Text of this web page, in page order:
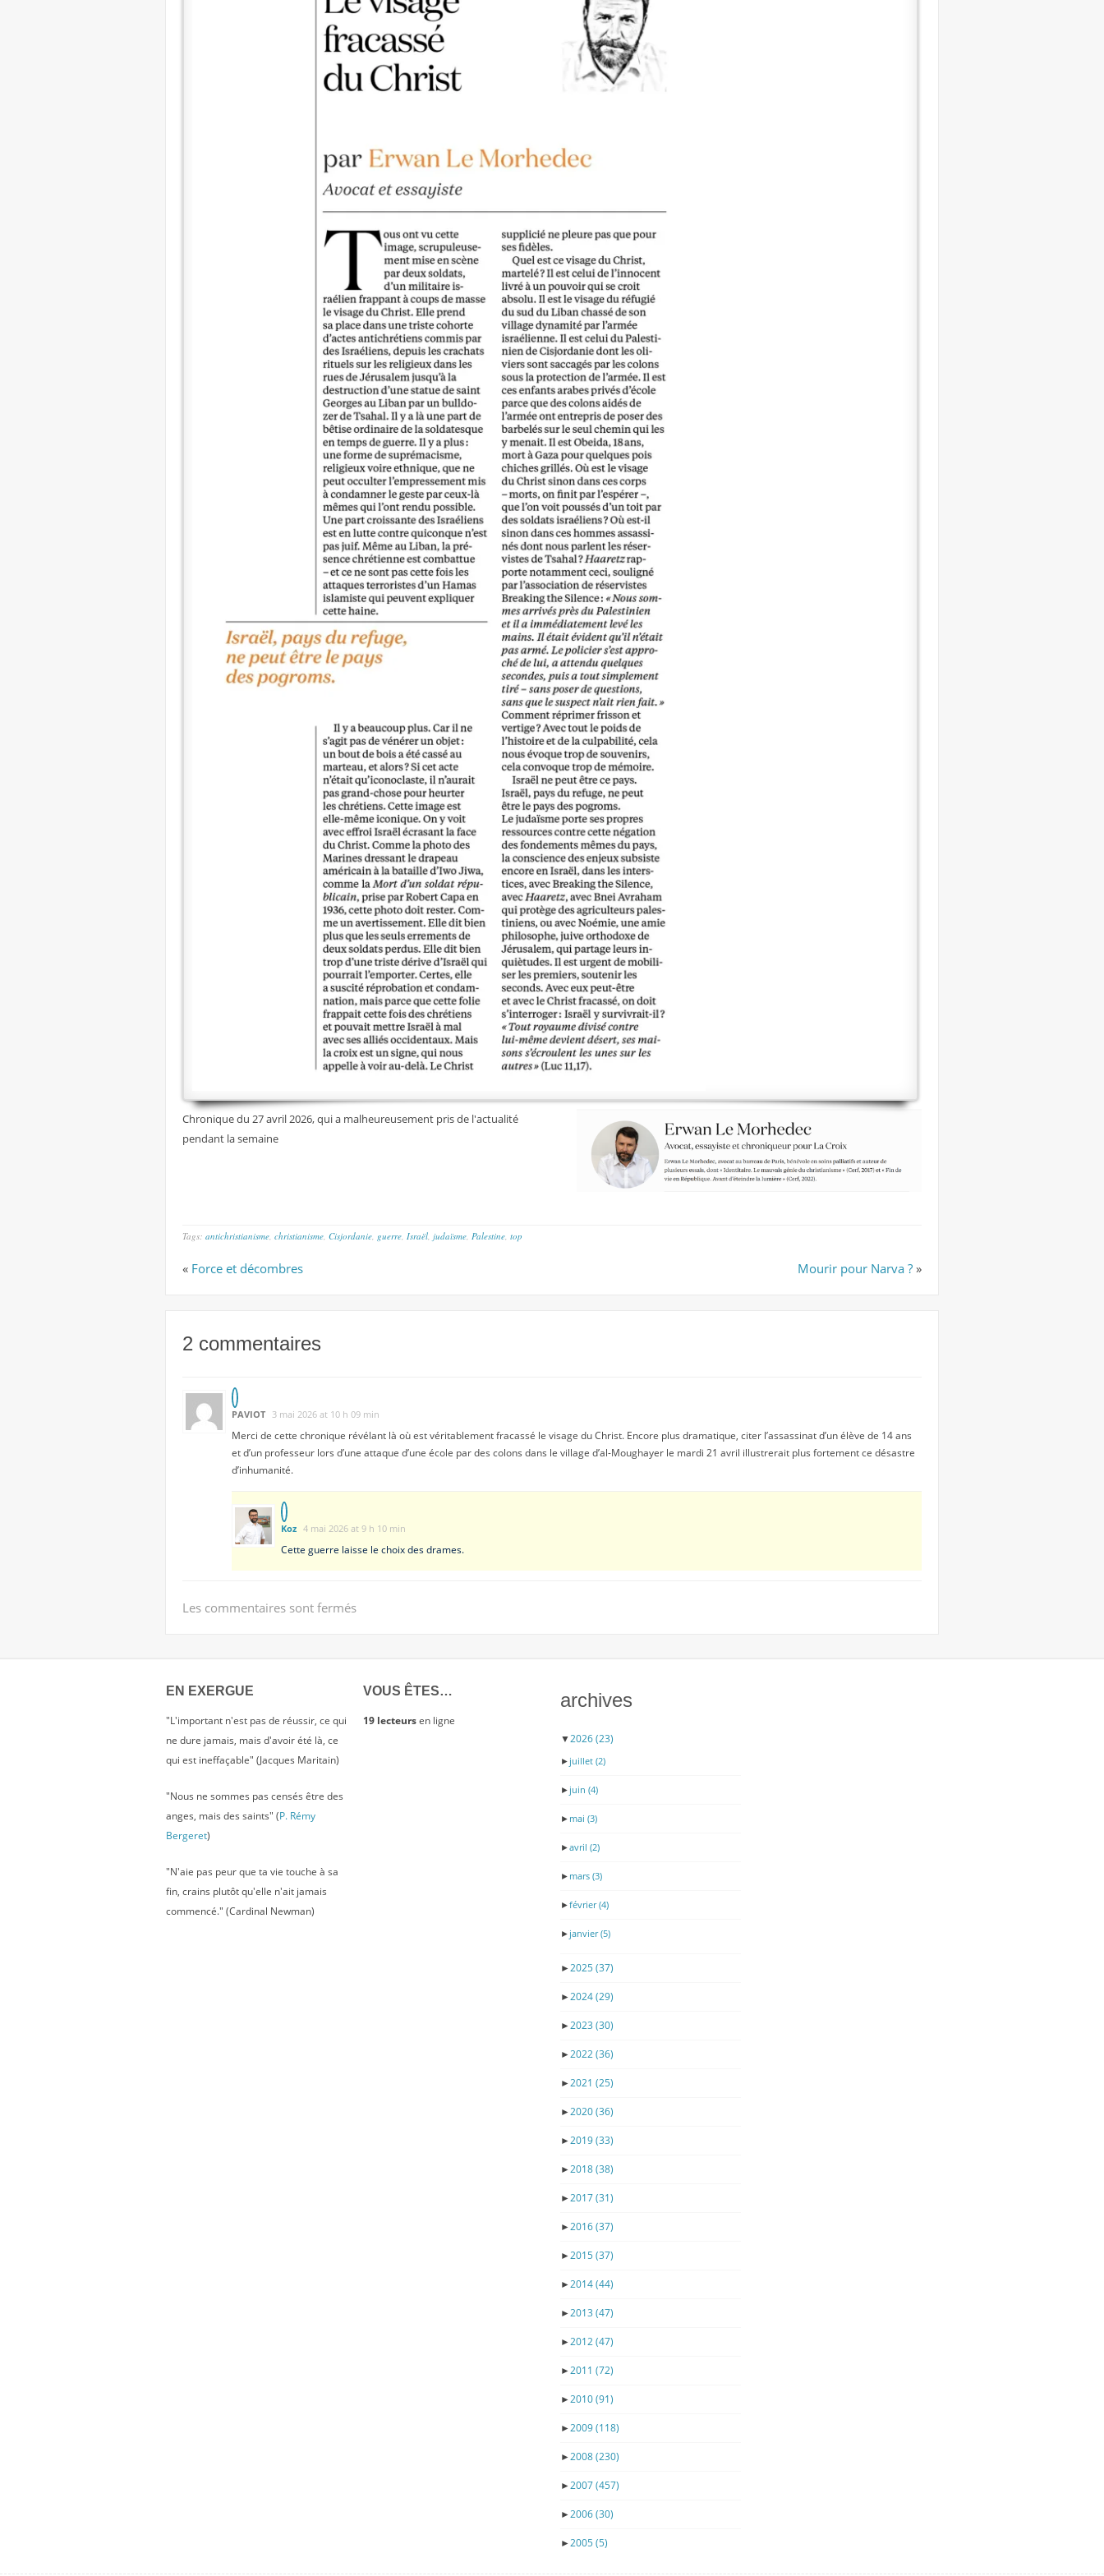
du
christ
Chronique du 27 avril 2026, qui a malheureusement pris de l'actualité
pendant la semaine
Tags: antichristianisme christianisme Cisjordanie guerre Israël judaïsme Palestine top
« Force et décombres Mourir pour Narva ? »
2 commentaires
PAVIOT 3 mai 2026 at 10 h 09 min
Merci de cette chronique révélant là où est véritablement fracassé le visage du Christ. Encore plus dramatique, citer l’assassinat d’un élève de 14 ans
et d’un professeur lors d’une attaque d’une école par des colons dans le village d’al-Moughayer le mardi 21 avril illustrerait plus fortement ce désastre
d’inhumanité.
Koz 4 mai 2026 at 9 h 10 min
Cette guerre laisse le choix des drames.
Les commentaires sont fermés
EN EXERGUE
"L'important n'est pas de réussir, ce qui
ne dure jamais, mais d'avoir été là, ce
qui est ineffaçable" (Jacques Maritain)
"Nous ne sommes pas censés être des
anges, mais des saints" (P. Rémy
Bergeret)
"N'aie pas peur que ta vie touche à sa
fin, crains plutôt qu'elle n'ait jamais
commencé." (Cardinal Newman)
VOUS ÊTES…
19 lecteursen ligne
archives
▼2026(23)
► juillet (2)
► juin (4)
► mai (3)
►avril (2)
► mars (3)
►février(4)
► janvier(5)
►2025(37)
►2024(29)
►2023 (30)
►2022(36)
►2021 (25)
►2020(36)
►2019(33)
►2018(38)
►2017(31)
►2016(37)
►2015(37)
►2014(44)
►2013 (47)
►2012(47)
►2011 (72)
►2010(91)
►2009(118)
►2008(230)
►2007(457)
►2006(30)
►2005(5)